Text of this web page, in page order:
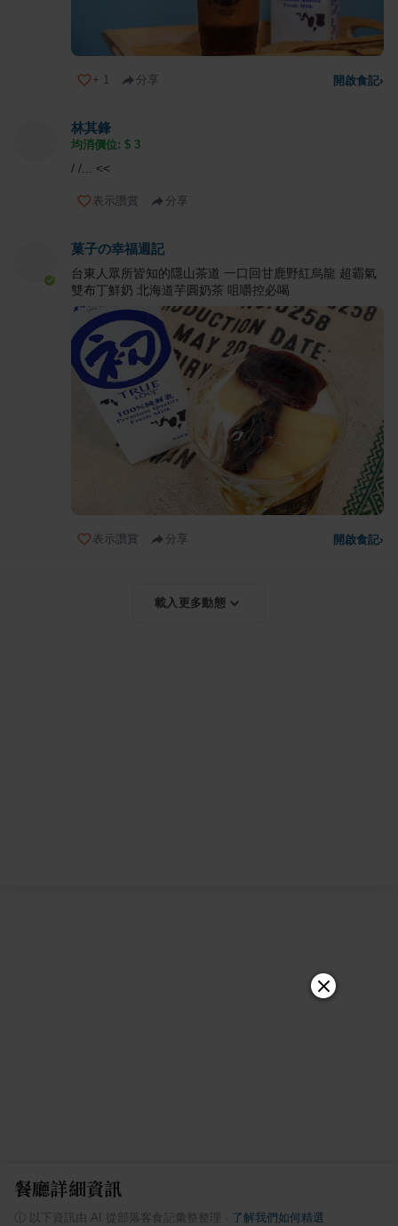
+ 1 分享 開啟食記›
林其鋒
均消價位: $ 3
/ /... <<
表示讚賞 分享
菓子の幸福週記
台東人眾所皆知的隱山茶道 一口回甘鹿野紅烏龍 超霸氣
雙布丁鮮奶 北海道芋圓奶茶 咀嚼控必喝
表示讚賞 分享 開啟食記›
載入更多動態
餐廳詳細資訊
ⓘ 以下資訊由 AI 從部落客食記彙整整理 了解我們如何精選